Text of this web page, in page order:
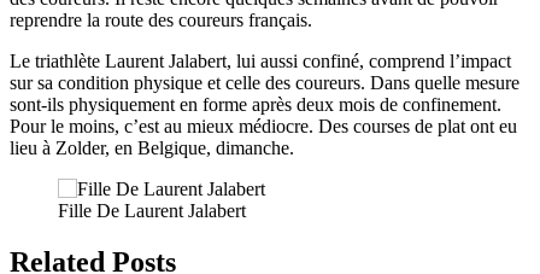
reprendre la route des coureurs français.
Le triathlète Laurent Jalabert, lui aussi confiné, comprend l’impact
sur sa condition physique et celle des coureurs. Dans quelle mesure
sont-ils physiquement en forme après deux mois de confinement.
Pour le moins, c’est au mieux médiocre. Des courses de plat ont eu
lieu à Zolder, en Belgique, dimanche.
Fille De Laurent Jalabert
Related Posts